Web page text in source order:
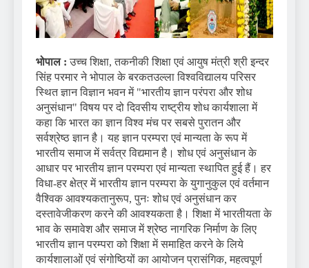
भोपाल :उच्च शिक्षा, तकनीकी शिक्षा एवं आयुष मंत्री श्री इन्दर
सिंह परमार ने भोपाल के बरकतउल्ला विश्वविद्यालय परिसर
स्थित ज्ञान विज्ञान भवन में "भारतीय ज्ञान परंपरा और शोध
अनुसंधान" विषय पर दो दिवसीय राष्ट्रीय शोध कार्यशाला में
कहा कि भारत का ज्ञान विश्व मंच पर सबसे पुरातन और
सर्वश्रेष्ठ ज्ञान है। यह ज्ञान परम्परा एवं मान्यता के रूप में
भारतीय समाज में सर्वत्र विद्यमान है। शोध एवं अनुसंधान के
आधार पर भारतीय ज्ञान परम्परा एवं मान्यता स्थापित हुई हैं। हर
विधा-हर क्षेत्र में भारतीय ज्ञान परम्परा के युगानुकुल एवं वर्तमान
वैश्विक आवश्यकतानुरूप, पुनः शोध एवं अनुसंधान कर
दस्तावेजीकरण करने की आवश्यकता है। शिक्षा में भारतीयता के
भाव के समावेश और समाज में श्रेष्ठ नागरिक निर्माण के लिए
भारतीय ज्ञान परम्परा को शिक्षा में समाहित करने के लिये
कार्यशालाओं एवं संगोष्ठियों का आयोजन प्रासंगिक, महत्वपूर्ण